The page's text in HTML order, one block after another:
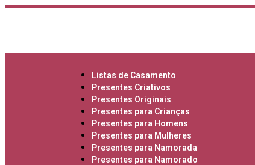
Listas de Casamento
Presentes Criativos
Presentes Originais
Presentes para Crianças
Presentes para Homens
Presentes para Mulheres
Presentes para Namorada
Presentes para Namorado